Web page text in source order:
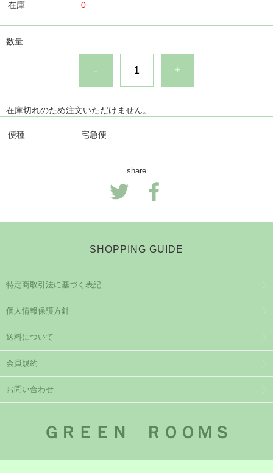
在庫
0
数量
- +
在庫切れのため注文いただけません。
便種 宅急便
share
SHOPPING GUIDE
特定商取引法に基づく表記
個人情報保護方針
送料について
会員規約
お問い合わせ
ＧＲＥＥＮ ＲＯＯＭＳ